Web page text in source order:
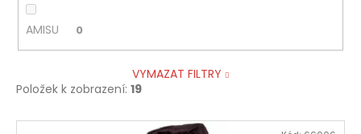
AMISU 0
VYMAZAT FILTRY
Položek k zobrazení: 19